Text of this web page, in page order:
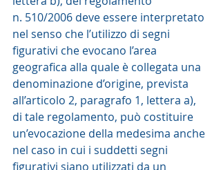
n. 510/2006 deve essere interpretato
nel senso che l’utilizzo di segni
figurativi che evocano l’area
geografica alla quale è collegata una
denominazione d’origine, prevista
all’articolo 2, paragrafo 1, lettera a),
di tale regolamento, può costituire
un’evocazione della medesima anche
nel caso in cui i suddetti segni
figurativi siano utilizzati da un